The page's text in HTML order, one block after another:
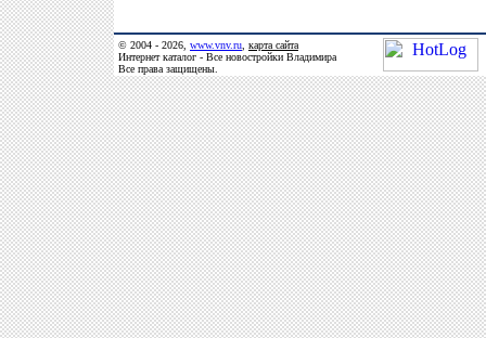
© 2004 - 2026, www.vnv.ru карта сайта
Интернет каталог - Все новостройки Владимира
Все права защищены.